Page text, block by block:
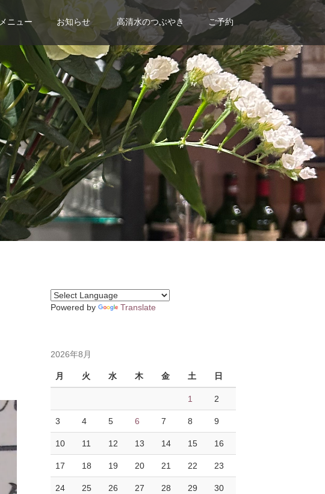
メニュー お知らせ 高清水のつぶやき ご予約
Powered by Translate
2026年8月
月 火 水 木 金 土 日
1 2
3 4 5 6 7 8 9
10 11 12 13 14 15 16
17 18 19 20 21 22 23
24 25 26 27 28 29 30